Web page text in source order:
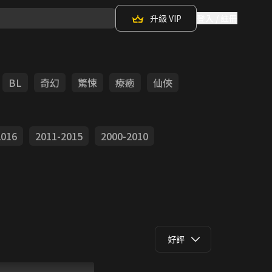
升級 VIP
BL 奇幻 驚悚 療癒
仙俠
2011-2015
2000-2010
好評